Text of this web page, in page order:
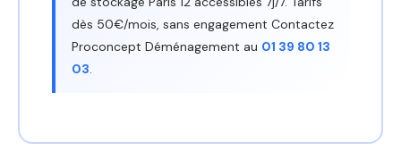
dès 50€/mois, sans engagement Contactez
Proconcept Déménagement au 01 39 80 13
03